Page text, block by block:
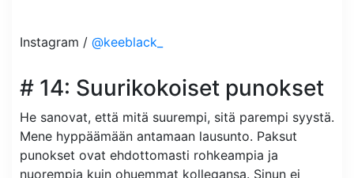
Instagram / @keeblack_
# 14: Suurikokoiset punokset
He sanovat, että mitä suurempi, sitä parempi syystä.
Mene hyppäämään antamaan lausunto. Paksut
punokset ovat ehdottomasti rohkeampia ja
nuorempia kuin ohuemmat kollegansa. Sinun ei